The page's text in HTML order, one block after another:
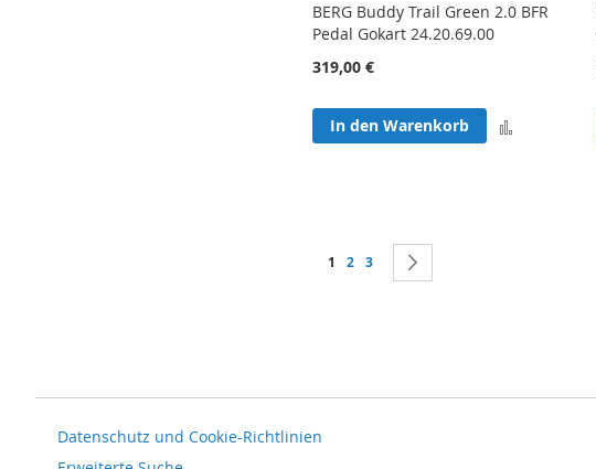
BERG Buddy Trail Green 2.0 BFR
Pedal Gokart 24.20.69.00
319,00 €
In den Warenkorb
Seite
Sie lesen gerade Seite
1 Seite
2 Seite
3
Datenschutz und Cookie-Richtlinien